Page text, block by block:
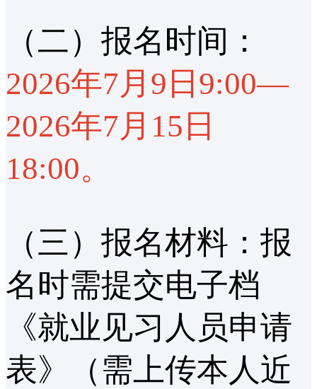
（二）报名时间：
2026年7月9日9:00—
2026年7月15日
18:00。
（三）报名材料：报
名时需提交电子档
《就业见习人员申请
表》（需上传本人近